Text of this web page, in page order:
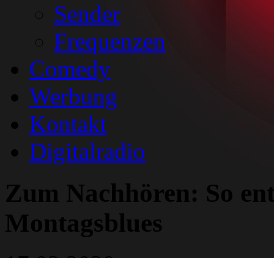
Sender
Frequenzen
Comedy
Werbung
Kontakt
Digitalradio
Zum Nachhören: So
Montagsblues